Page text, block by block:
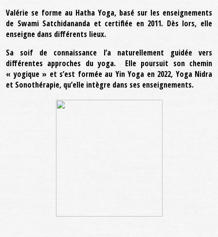
Valérie se forme au Hatha Yoga, basé sur les enseignements
de Swami Satchidananda et certifiée en 2011. Dès lors, elle
enseigne dans différents lieux.
Sa soif de connaissance l’a naturellement guidée vers
différentes approches du yoga. Elle poursuit son chemin
« yogique » et s’est formée au Yin Yoga en 2022, Yoga Nidra
et Sonothérapie, qu’elle intègre dans ses enseignements.